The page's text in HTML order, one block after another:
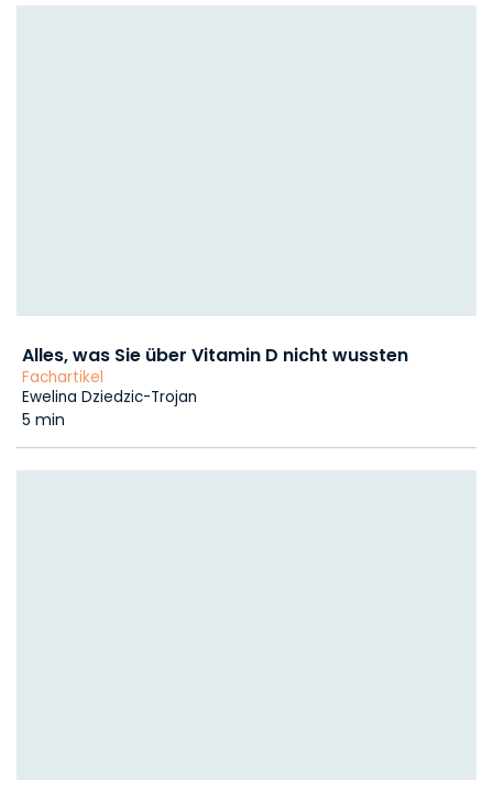
Alles, was Sie über Vitamin D nicht wussten
Fachartikel
Ewelina Dziedzic-Trojan
5 min